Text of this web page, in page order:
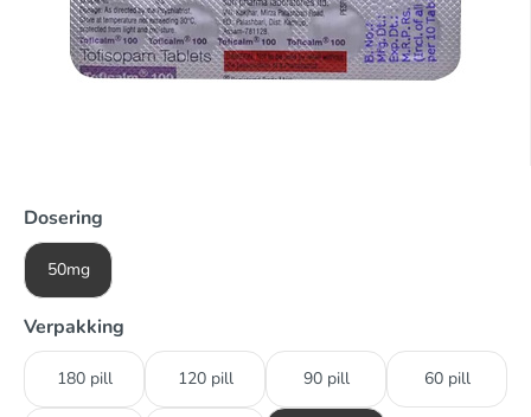
Dosering
50mg
Verpakking
180 pill 120 pill 90 pill 60 pill